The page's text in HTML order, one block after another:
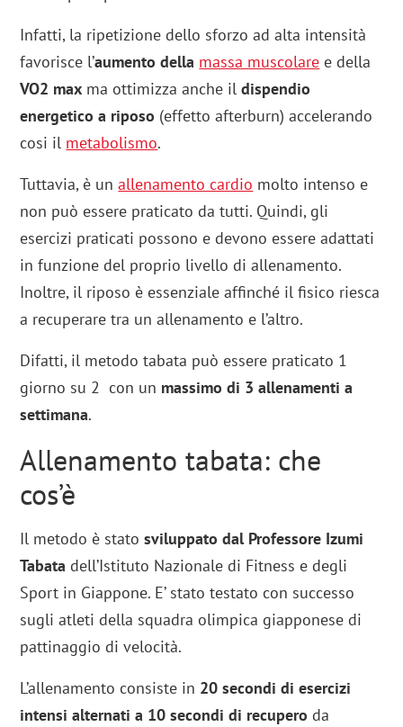
Infatti, la ripetizione dello sforzo ad alta intensità
favorisce l’aumento della massa muscolare e della
VO2 max ma ottimizza anche ildispendio
energetico a riposo (effetto afterburn) accelerando
cosi il metabolismo.
Tuttavia, è un allenamento cardio molto intenso e
non può essere praticato da tutti. Quindi, gli
esercizi praticati possono e devono essere adattati
in funzione del proprio livello di allenamento.
Inoltre, il riposo è essenziale affinché il fisico riesca
a recuperare tra un allenamento e l’altro.
Difatti, il metodo tabata può essere praticato 1
giorno su 2 con un massimo di 3 allenamenti a
settimana.
Allenamento tabata: che
cos’è
Il metodo è statosviluppato dal Professore Izumi
Tabata dell’Istituto Nazionale di Fitness e degli
Sport in Giappone. E’ stato testato con successo
sugli atleti della squadra olimpica giapponese di
pattinaggio di velocità.
L’allenamento consiste in 20 secondi di esercizi
intensi alternati a 10 secondi di recupero da